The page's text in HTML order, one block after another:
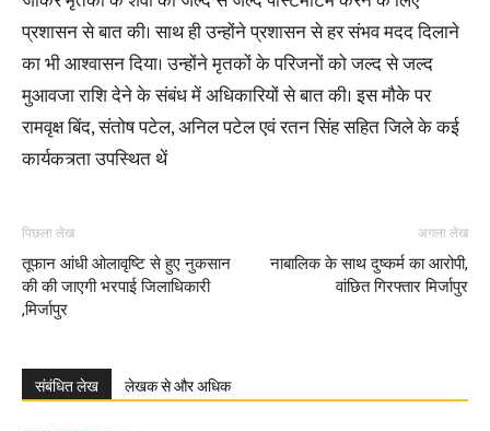
प्रशासन से बात की। साथ ही उन्होंने प्रशासन से हर संभव मदद दिलाने
का भी आश्वासन दिया। उन्होंने मृतकों के परिजनों को जल्द से जल्द
मुआवजा राशि देने के संबंध में अधिकारियों से बात की। इस मौके पर
रामवृक्ष बिंद, संतोष पटेल, अनिल पटेल एवं रतन सिंह सहित जिले के कई
कार्यकत्र्ता उपस्थित थें
पिछला लेख
तूफान आंधी ओलावृष्टि से हुए नुकसान
की की जाएगी भरपाई जिलाधिकारी
,मिर्जापुर
अगला लेख
नाबालिक के साथ दुष्कर्म का आरोपी,
वांछित गिरफ्तार मिर्जापुर
संबंधित लेख लेखक से और अधिक